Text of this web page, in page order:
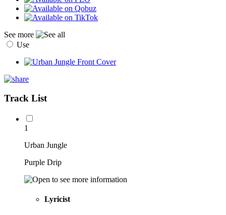
See more
Use
Track List
1
Urban Jungle
Purple Drip
Lyricist